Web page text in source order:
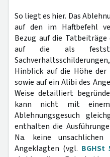
So liegt es hier. Das
auf den im Haftbefehl
Bezug auf die
auf die als
Hinblick auf die Höhe der
sowie auf ein Alibi des
Weise detailliert
kann nicht mit
Ablehnungsgesuch
enthalten die
Na. keine
Angeklagten (vgl. BGHSt